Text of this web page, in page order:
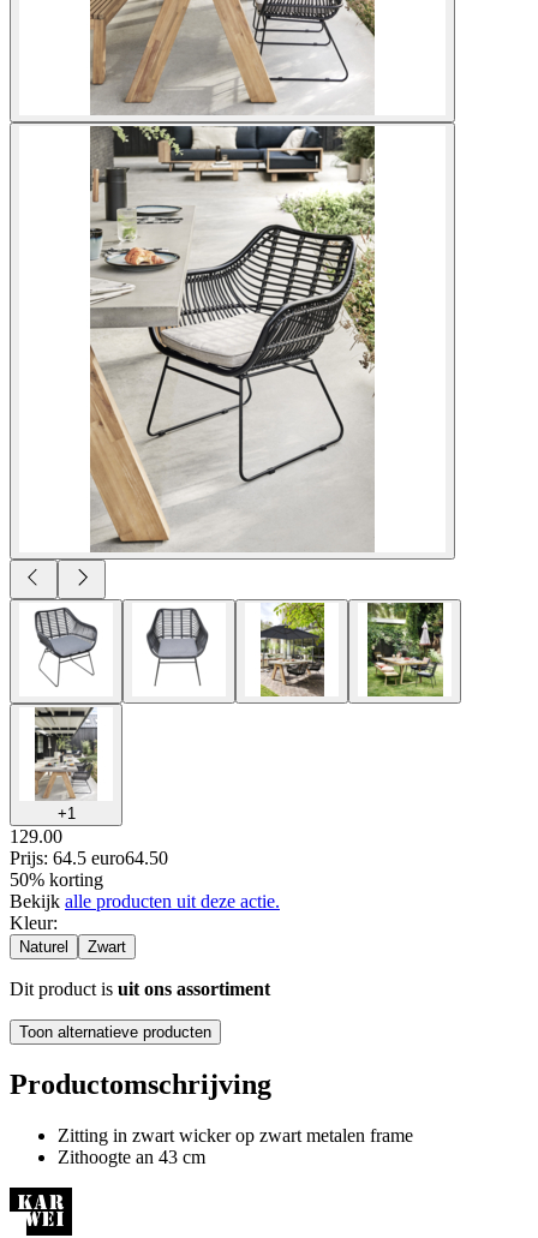
+1
129.00
Prijs: 64.5 euro64.50
50% korting
Bekijk alle producten uit deze actie.
Kleur:
Naturel Zwart
Dit product is uit ons assortiment
Toon alternatieve producten
Productomschrijving
Zitting in zwart wicker op zwart metalen frame
Zithoogte an 43 cm